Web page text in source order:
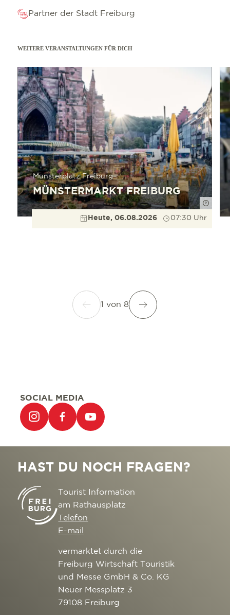
Partner der Stadt Freiburg
WEITERE VERANSTALTUNGEN FÜR DICH
Münsterplatz Freiburg
MÜNSTERMARKT FREIBURG
Heute, 06.08.2026 07:30 Uhr
mehr erfahren
1 von 8
SOCIAL MEDIA
HAST DU NOCH FRAGEN?
Tourist Information
am Rathausplatz
Telefon
E-mail
vermarktet durch die
Freiburg Wirtschaft Touristik
und Messe GmbH & Co. KG
Neuer Messplatz 3
79108 Freiburg